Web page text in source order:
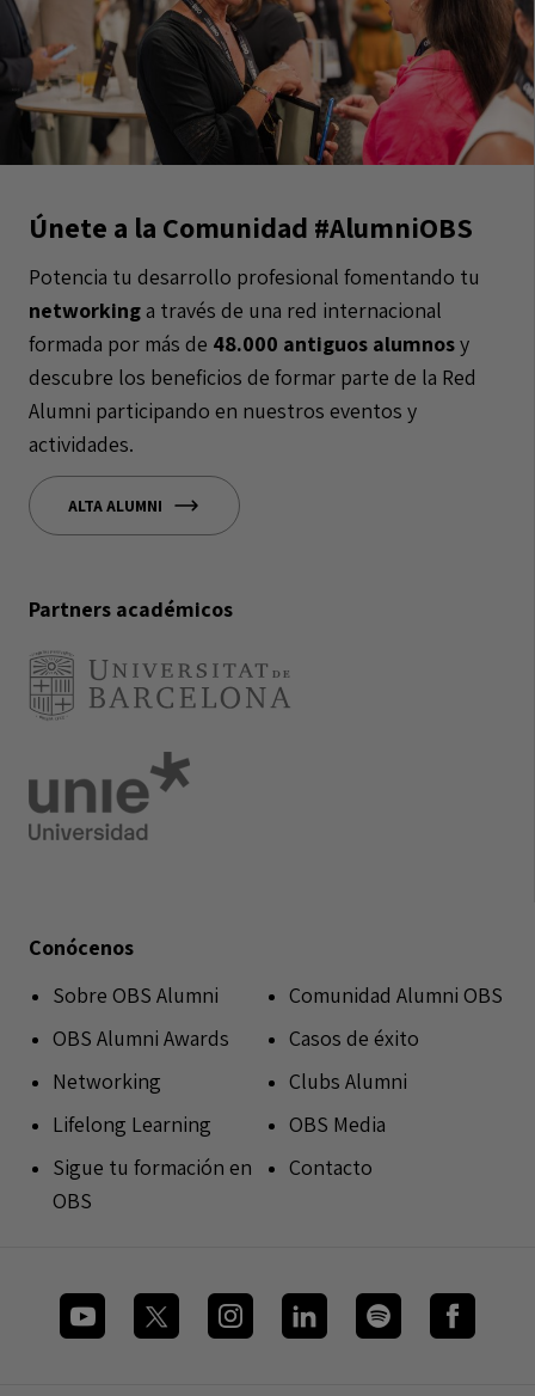
Únete a la Comunidad #AlumniOBS
Potencia tu desarrollo profesional fomentando tu
networkinga través de una red internacional
formada por más de 48.000 antiguos alumnosy
descubre los beneficios de formar parte de la Red
Alumni participando en nuestros eventos y
actividades.
ALTA ALUMNI
Partners académicos
Conócenos
Sobre OBS Alumni
OBS Alumni Awards
Networking
Lifelong Learning
Sigue tu formación en
OBS
Comunidad Alumni OBS
Casos de éxito
Clubs Alumni
OBS Media
Contacto